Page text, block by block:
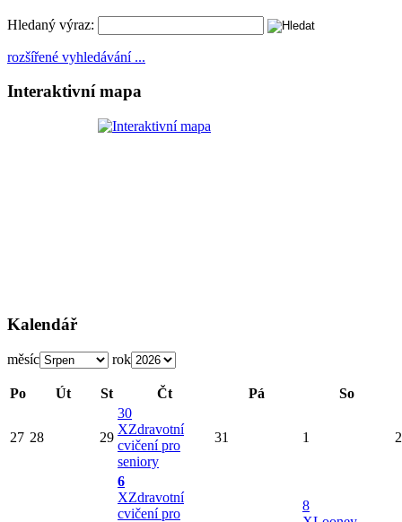
Hledaný výraz:
rozšířené vyhledávání ...
Interaktivní mapa
Kalendář
měsíc rok
Po Út St Čt Pá So
27 28 29
30
XZdravotní
cvičení pro
seniory
31 1 2
6
XZdravotní
cvičení pro
8